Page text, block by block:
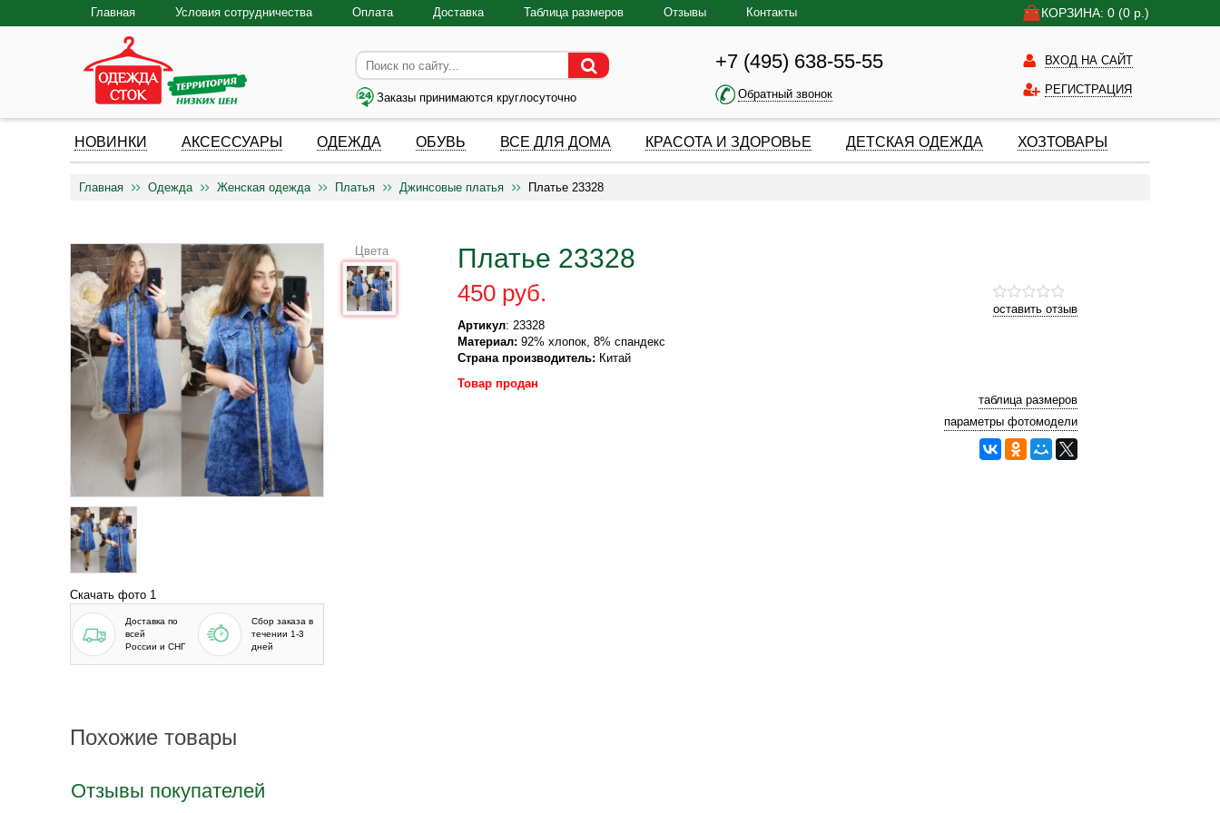
КОРЗИНА: 0 (0 р.)
Главная Условия сотрудничества Оплата Доставка Таблица размеров Отзывы Контакты
Заказы принимаются круглосуточно
+7 (495) 638-55-55
Обратный звонок
ВХОД НА САЙТ
РЕГИСТРАЦИЯ
НОВИНКИ АКСЕССУАРЫ ОДЕЖДА ОБУВЬ ВСЕ ДЛЯ ДОМА КРАСОТА И ЗДОРОВЬЕ ДЕТСКАЯ ОДЕЖДА ХОЗТОВАРЫ
Главная Одежда Женская одежда Платья Джинсовые платья Платье 23328
Скачать фото 1
Доставка по
всей
России и СНГ
Сбор заказа в
течении 1-3
дней
Платье 23328
оставить отзыв
450 руб.
Артикул: 23328
Материал: 92% хлопок, 8% спандекс
Страна производитель: Китай
Цвета
Товар продан
таблица размеров
параметры фотомодели
Похожие товары
Отзывы покупателей